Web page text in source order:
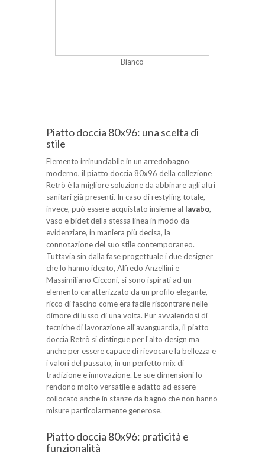
Bianco
Piatto doccia 80x96: una scelta di
stile
Elemento irrinunciabile in un arredobagno
moderno, il piatto doccia 80x96 della collezione
Retrò è la migliore soluzione da abbinare agli altri
sanitari già presenti. In caso di restyling totale,
invece, può essere acquistato insieme al lavabo,
vaso e bidet della stessa linea in modo da
evidenziare, in maniera più decisa, la
connotazione del suo stile contemporaneo.
Tuttavia sin dalla fase progettuale i due designer
che lo hanno ideato, Alfredo Anzellini e
Massimiliano Cicconi, si sono ispirati ad un
elemento caratterizzato da un profilo elegante,
ricco di fascino come era facile riscontrare nelle
dimore di lusso di una volta. Pur avvalendosi di
tecniche di lavorazione all'avanguardia, il piatto
doccia Retrò si distingue per l'alto design ma
anche per essere capace di rievocare la bellezza e
i valori del passato, in un perfetto mix di
tradizione e innovazione. Le sue dimensioni lo
rendono molto versatile e adatto ad essere
collocato anche in stanze da bagno che non hanno
misure particolarmente generose.
Piatto doccia 80x96: praticità e
funzionalità